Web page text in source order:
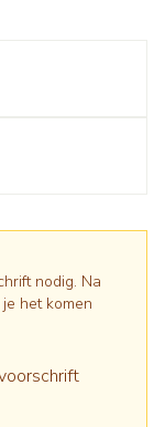
nodig. Na
het komen